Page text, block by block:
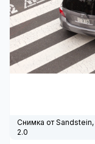
Снимка от Sandstein,
2.0